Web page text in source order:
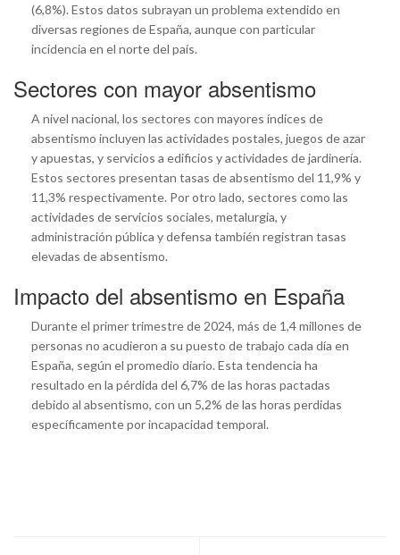
(6,8%). Estos datos subrayan un problema extendido en
diversas regiones de España, aunque con particular
incidencia en el norte del país.
Sectores con mayor absentismo
A nivel nacional, los sectores con mayores índices de
absentismo incluyen las actividades postales, juegos de azar
y apuestas, y servicios a edificios y actividades de jardinería.
Estos sectores presentan tasas de absentismo del 11,9% y
11,3% respectivamente. Por otro lado, sectores como las
actividades de servicios sociales, metalurgia, y
administración pública y defensa también registran tasas
elevadas de absentismo.
Impacto del absentismo en España
Durante el primer trimestre de 2024, más de 1,4 millones de
personas no acudieron a su puesto de trabajo cada día en
España, según el promedio diario. Esta tendencia ha
resultado en la pérdida del 6,7% de las horas pactadas
debido al absentismo, con un 5,2% de las horas perdidas
específicamente por incapacidad temporal.